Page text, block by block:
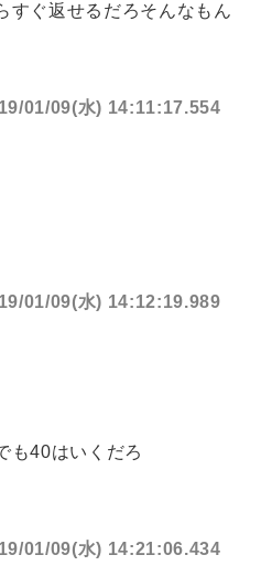
すぐ返せるだろそんなもん
01/09(水) 14:11:17.554
01/09(水) 14:12:19.989
も40はいくだろ
01/09(水) 14:21:06.434